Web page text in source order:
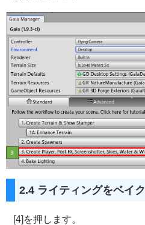
2.4 ライティングをベイク
[4]を押します。